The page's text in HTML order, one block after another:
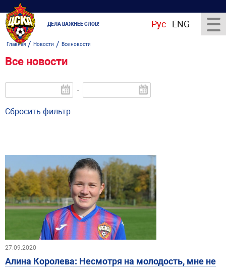
ДЕЛА ВАЖНЕЕ СЛОВ! Рус ENG
Главная/ Новости / Все новости
Все новости
-
Сбросить фильтр
27.09.2020
Алина Королева: Несмотря на молодость, мне не